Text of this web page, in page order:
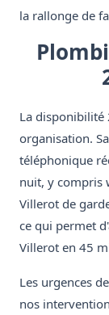
la rallonge de
La disponibilité
organisation.
téléphonique
nuit, y compris
Villerot de
ce qui permet
Villerot en 45
Les urgences
nos